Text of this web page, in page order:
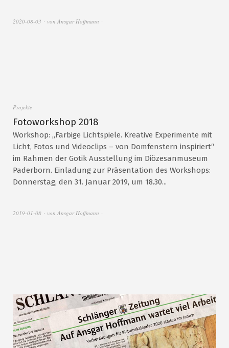
2020-08-03 von Ansgar Hoffmann
Projekte
Fotoworkshop 2018
Workshop: „Farbige Lichtspiele. Kreative Experimente mit
Licht, Fotos und Videoclips – von Domfenstern inspiriert“
im Rahmen der Gotik Ausstellung im Diözesanmuseum
Paderborn. Einladung zur Präsentation des Workshops:
Donnerstag, den 31. Januar 2019, um 18.30...
2019-01-08 von Ansgar Hoffmann